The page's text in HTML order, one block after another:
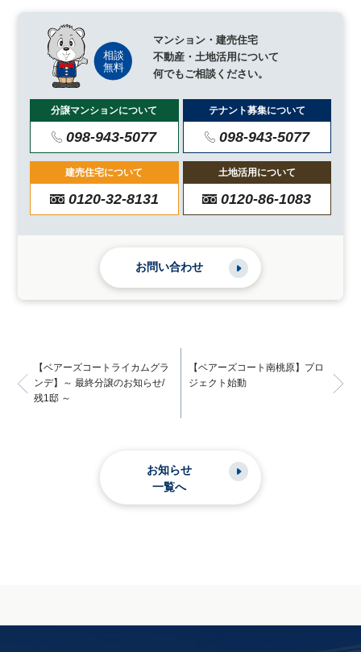
マンション・建売住宅
不動産・土地活用について
何でもご相談ください。
分譲マンションについて
098-943-5077
テナント募集について
098-943-5077
建売住宅について
0120-32-8131
土地活用について
0120-86-1083
お問い合わせ
【ベアーズコートライカムグラ
ンデ】～ 最終分譲のお知らせ/
残1邸 ～
【ベアーズコート南桃原】プロ
ジェクト始動
お知らせ
一覧へ